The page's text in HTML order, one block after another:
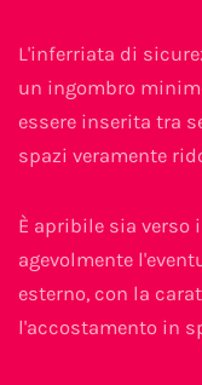
L'inferriata di
un ingombro
essere inserita tra
spazi veramente
È apribile sia
agevolmente
esterno, con la
l'accostamento in